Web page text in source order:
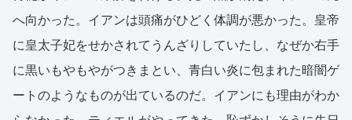
へ向かった。イアンは頭痛がひどく体調が悪かった。皇帝
に皇太子妃をせかされてうんざりしていたし、なぜか右手
に黒いもやもやがつきまとい、青白い炎に包まれた暗闇ゲ
ートのようなものが出ているのだ。イアンにも理由がわか